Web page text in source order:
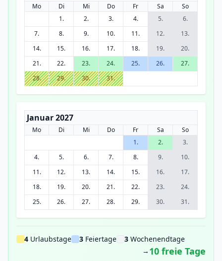
Mo Di Mi Do Fr Sa
So
1.
2. 3. 4. 5.
6.
7.
8. 9. 10. 11. 12.
13.
14.
15. 16. 17. 18. 19.
20.
21.
22. 23. 24. 25. 26.
27.
28.
29. 30. 31.
Januar 2027
Mo Di Mi Do Fr Sa
So
1.
2.
3.
4.
5. 6. 7. 8. 9.
10.
11.
12. 13. 14. 15. 16.
17.
18.
19. 20. 21. 22. 23.
24.
25.
26. 27. 28. 29. 30. 31.
4 Urlaubstage 3 Feiertage 3 Wochenendtage
→ 10 freie Tage